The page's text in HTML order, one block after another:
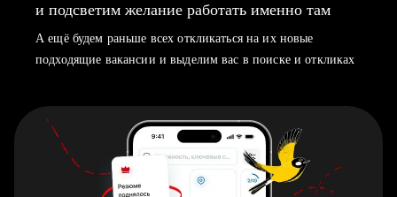
и подсветим желание работать именно там
А ещё будем раньше всех откликаться на их новые
подходящие вакансии и выделим вас в поиске и откликах